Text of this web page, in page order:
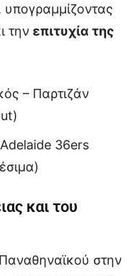
, υπογραμμίζοντας
την επιτυχία της
– Παρτιζάν
36ers
και του
στην